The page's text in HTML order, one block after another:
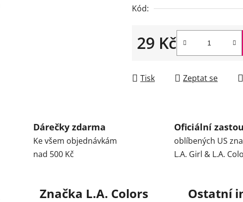
Kód:
29 Kč
Měrná cena:
Tisk
Zeptat se
Dárečky zdarma
Ke všem objednávkám
nad 500 Kč
Oficiální
oblíbených US
L.A. Girl & L.A.
Značka L.A. Colors Ostatní